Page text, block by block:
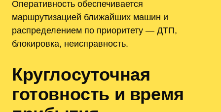
Оперативность обеспечивается
маршрутизацией ближайших машин и
распределением по приоритету — ДТП,
блокировка, неисправность.
Круглосуточная
готовность и время